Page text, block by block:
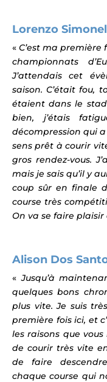
Lorenzo
«C’est ma première
championnats
J’attendais cet
saison. C’était fou,
étaient dans le
bien, j’étais
décompression qui
sens prêt à courir
gros rendez-vous.
mais je sais qu’il y
coup sûr en finale
course très
On va se faire plaisir
Alison Dos
«Jusqu’à
quelques bons
plus vite. Je suis
première fois ici, et
les raisons que
de courir très vite
de faire
chaque course qui